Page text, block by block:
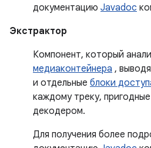
документацию Javadoc
Экстрактор
Компонент, который
медиаконтейнера ,
и отдельные блоки
каждому треку,
декодером.
Для получения более